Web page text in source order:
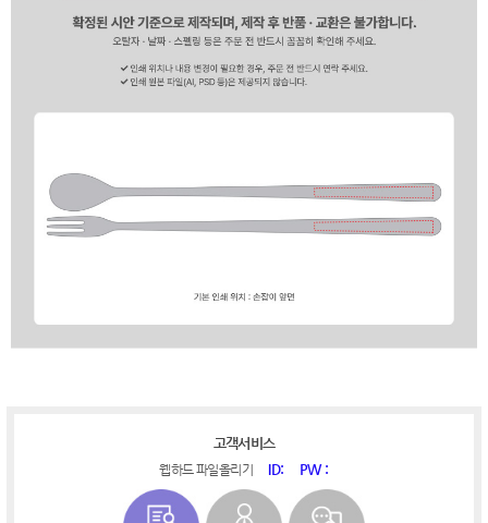
고객서비스
웹하드 파일올리기 ID: PW :